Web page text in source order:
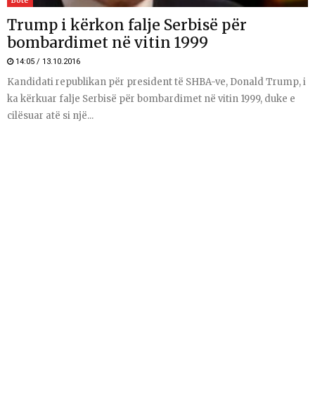
Trump i kërkon falje Serbisë për
bombardimet në vitin 1999
14:05 / 13.10.2016
Kandidati republikan për president të SHBA-ve, Donald Trump, i
ka kërkuar falje Serbisë për bombardimet në vitin 1999, duke e
cilësuar atë si një...